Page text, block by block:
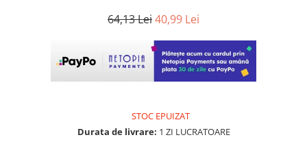
64,13 Lei40,99 Lei
STOC EPUIZAT
Durata de livrare: 1 ZI LUCRATOARE